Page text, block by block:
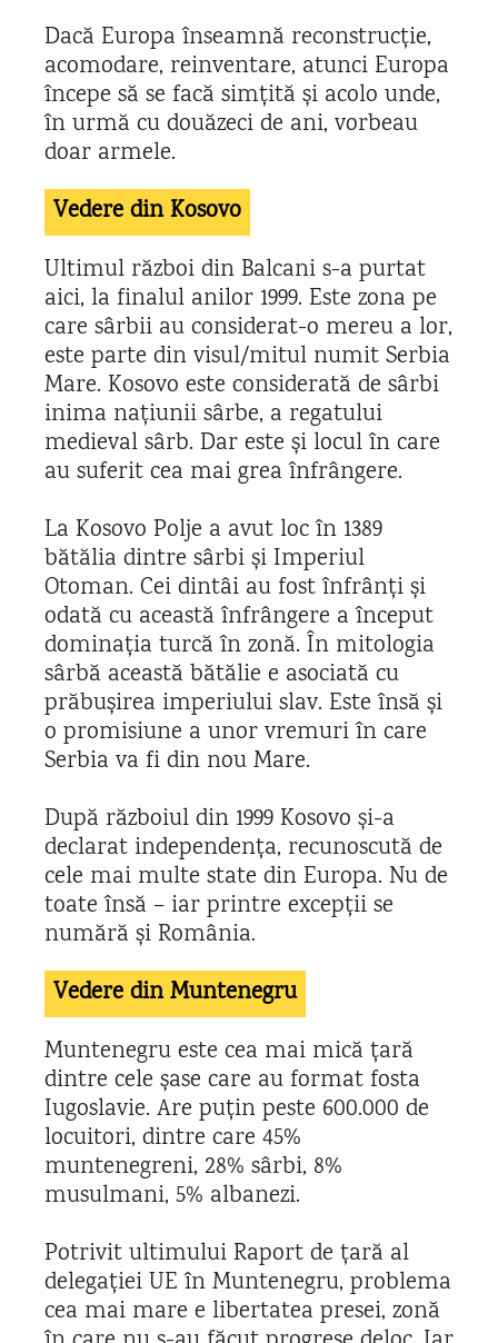
Dacă Europa înseamnă reconstrucție,
acomodare, reinventare, atunci Europa
începe să se facă simțită și acolo unde,
în urmă cu douăzeci de ani, vorbeau
doar armele.
Vedere din Kosovo
Ultimul război din Balcani s-a purtat
aici, la finalul anilor 1999. Este zona pe
care sârbii au considerat-o mereu a lor,
este parte din visul/mitul numit Serbia
Mare. Kosovo este considerată de sârbi
inima națiunii sârbe, a regatului
medieval sârb. Dar este și locul în care
au suferit cea mai grea înfrângere.
La Kosovo Polje a avut loc în 1389
bătălia dintre sârbi și Imperiul
Otoman. Cei dintâi au fost înfrânți și
odată cu această înfrângere a început
dominația turcă în zonă. În mitologia
sârbă această bătălie e asociată cu
prăbușirea imperiului slav. Este însă și
o promisiune a unor vremuri în care
Serbia va fi din nou Mare.
După războiul din 1999 Kosovo și-a
declarat independența, recunoscută de
cele mai multe state din Europa. Nu de
toate însă – iar printre excepții se
numără și România.
Vedere din Muntenegru
Muntenegru este cea mai mică țară
dintre cele șase care au format fosta
Iugoslavie. Are puțin peste 600.000 de
locuitori, dintre care 45%
muntenegreni, 28% sârbi, 8%
musulmani, 5% albanezi.
Potrivit ultimului Raport de țară al
delegației UE în Muntenegru, problema
cea mai mare e libertatea presei, zonă